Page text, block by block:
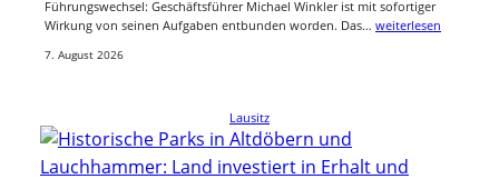
Führungswechsel: Geschäftsführer Michael Winkler ist mit sofortiger
Wirkung von seinen Aufgaben entbunden worden. Das… weiterlesen
7. August 2026
Lausitz